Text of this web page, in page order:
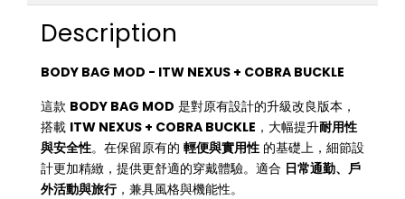
Description
BODY BAG MOD - ITW NEXUS + COBRA BUCKLE
這款 BODY BAG MOD 是對原有設計的升級改良版本，
搭載 ITW NEXUS + COBRA BUCKLE ，大幅提升耐用性
與安全性。在保留原有的 輕便與實用性 的基礎上，細節設
計更加精緻，提供更舒適的穿戴體驗。適合 日常通勤、戶
外活動與旅行，兼具風格與機能性。